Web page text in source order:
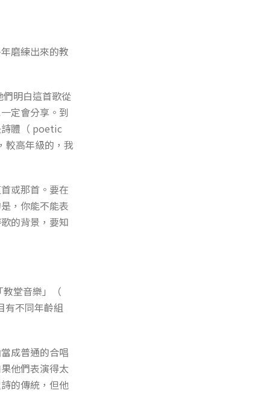
磨練出來的教
明白這首歌從
定會分享。到
詩體（ poetic
較高年級的，我
或那首。要在
，你能不能表
的背景，要知
堂音樂」（
有不同年齡組
成普通的合唱
他們表演得太
的傳統，但他